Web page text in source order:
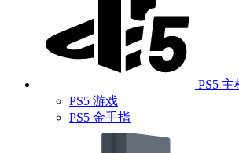
PS5 主
PS5 游戏
PS5 金手指